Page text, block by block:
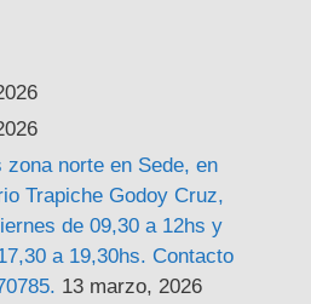
norte en Sede, en
Trapiche Godoy Cruz,
de 09,30 a 12hs y
a 19,30hs. Contacto
13 marzo, 2026